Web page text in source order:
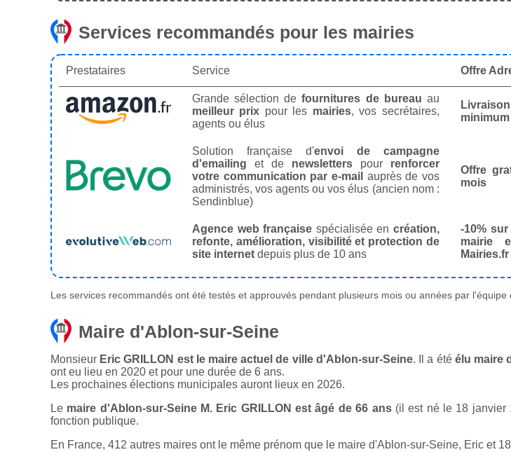
Services recommandés pour les mairies
Prestataires Service Offre
Grande sélection defournitures de bureau au
meilleur prix pour les mairies, vos secrétaires,
agents ou élus
Solution française d'envoi de campagne
d'emailing et de newsletterspour renforcer
votre communication par e-mail auprès de vos
administrés, vos agents ou vos élus (ancien nom :
Sendinblue)
Offre
mois
Agence web française spécialisée en création,
refonte, amélioration, visibilité et protection de
site internet depuis plus de 10 ans
-10%
mairie
Les services recommandés ont été testés et approuvés pendant plusieurs mois ou années par l'équipe
Maire d'Ablon-sur-Seine
Monsieur Eric GRILLON est le maire actuel de ville d'Ablon-sur-Seine. Il a été élu maire
ont eu lieu en 2020 et pour une durée de 6 ans.
Les prochaines élections municipales auront lieux en 2026.
Le maire d'Ablon-sur-Seine M. Eric GRILLON est âgé de 66 ans(il est né le 18 janvier
fonction publique.
En France, 412 autres maires ont le même prénom que le maire d'Ablon-sur-Seine, Eric et